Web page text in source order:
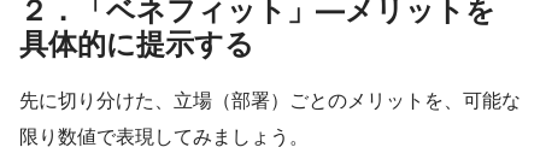
２．「ベネフィット」―メリットを
具体的に提示する
先に切り分けた、立場（部署）ごとのメリットを、可能な
限り数値で表現してみましょう。